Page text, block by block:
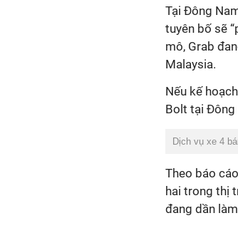
Tại Đông
tuyên bố sẽ
mô, Grab
Malaysia.
Nếu kế
Bolt tại Đông
Dịch vụ xe 4
Theo báo
hai trong thị
đang dần